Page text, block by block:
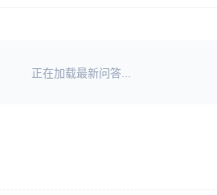
正在加载最新问答...